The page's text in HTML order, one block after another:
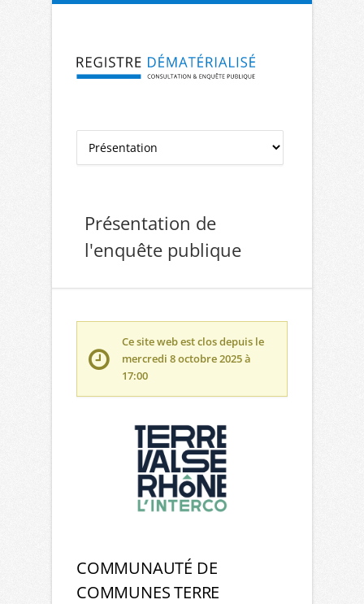
Aller à la navigation Aller au contenu
Présentation de
l'enquête publique
Ce site web est clos depuis le
mercredi 8 octobre 2025 à
17:00
COMMUNAUTÉ DE
COMMUNES TERRE